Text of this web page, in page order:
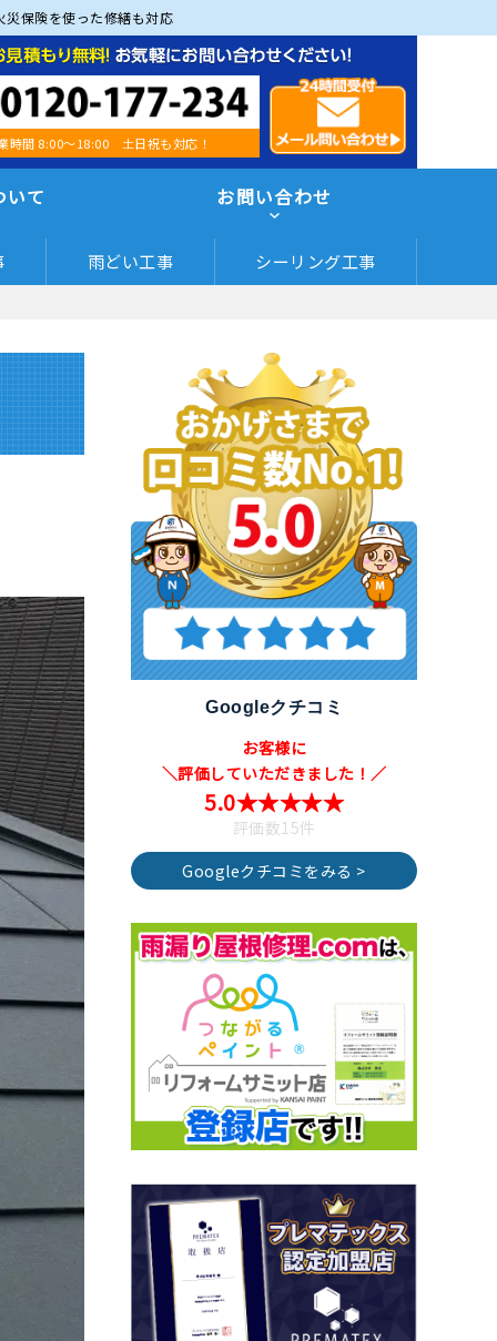
保険を使った修繕も対応
時間 8:00～18:00 土日祝も対応！
いて お問い合わせ
雨どい工事 シーリング工事
Googleクチコミ
お客様に
＼評価していただきました！／
5.0★★★★★
評価数15件
Googleクチコミをみる >